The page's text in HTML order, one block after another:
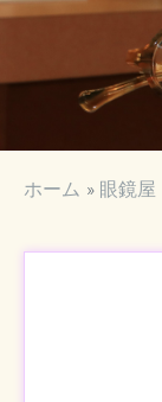
ホーム » 眼鏡屋